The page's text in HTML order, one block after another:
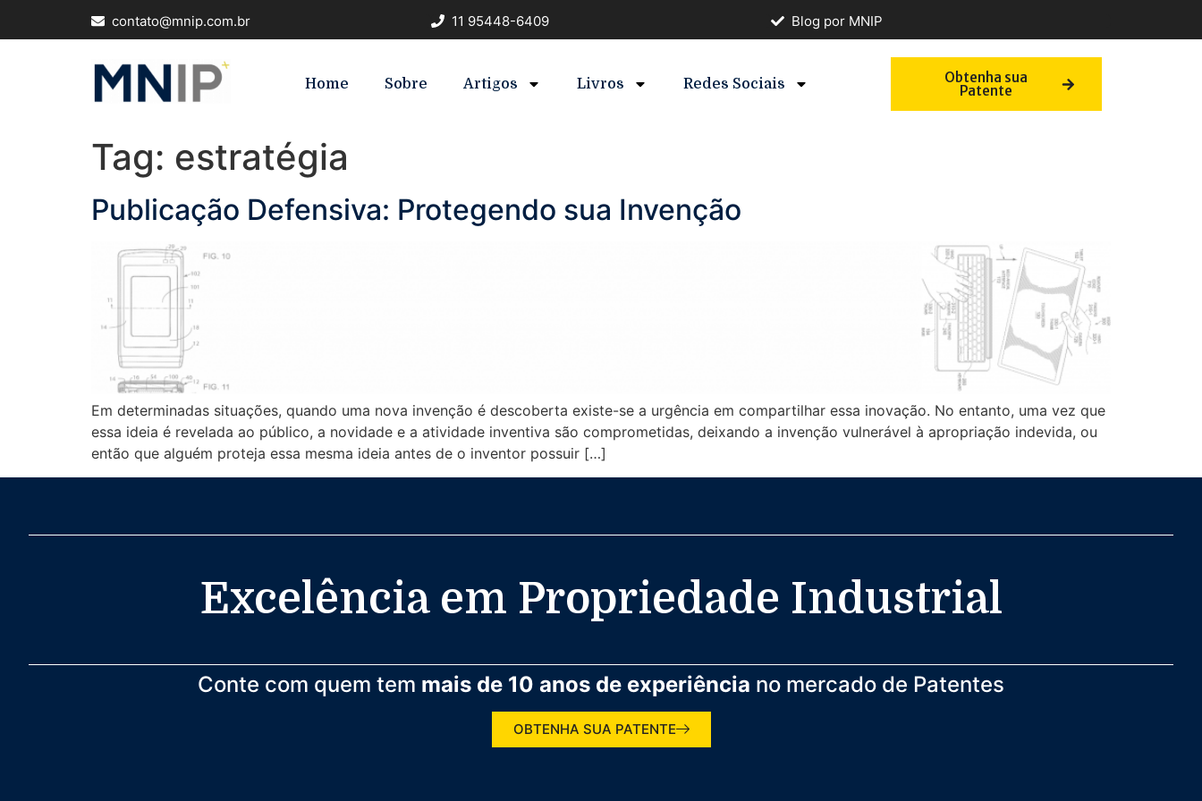
contato@mnip.com.br 11 95448-6409 Blog por MNIP
Home Sobre Artigos Livros Redes Sociais Obtenha sua
Patente
Tag: estratégia
Publicação Defensiva: Protegendo sua Invenção
Em determinadas situações, quando uma nova invenção é descoberta existe-se a urgência em compartilhar essa inovação. No entanto, uma vez que
essa ideia é revelada ao público, a novidade e a atividade inventiva são comprometidas, deixando a invenção vulnerável à apropriação indevida, ou
então que alguém proteja essa mesma ideia antes de o inventor possuir […]
Excelência em Propriedade Industrial
Conte com quem tem mais de 10 anos de experiência no mercado de Patentes
OBTENHA SUA PATENTE